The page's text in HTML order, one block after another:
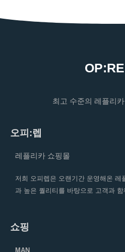
최고 수준의 레플리
오피:렙
레플리카 쇼핑몰
저희 오피렙은 오랜기간 운영해온 레
과 높은 퀄리티를 바탕으로 고객과 함
쇼핑
MAN